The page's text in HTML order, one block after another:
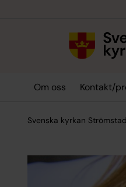
Om oss Kontakt/
Svenska kyrkan